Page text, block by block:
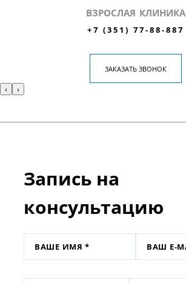
ВЗРОСЛАЯ КЛИНИКА
+7 (351) 77-88-887
ЗАКАЗАТЬ ЗВОНОК
‹ ›
Запись на
консультацию